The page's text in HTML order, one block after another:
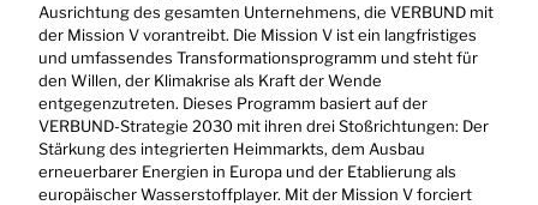
Ausrichtung des gesamten Unternehmens, die VERBUND mit
der Mission V vorantreibt. Die Mission V ist ein langfristiges
und umfassendes Transformationsprogramm und steht für
den Willen, der Klimakrise als Kraft der Wende
entgegenzutreten. Dieses Programm basiert auf der
VERBUND-Strategie 2030 mit ihren drei Stoßrichtungen: Der
Stärkung des integrierten Heimmarkts, dem Ausbau
erneuerbarer Energien in Europa und der Etablierung als
europäischer Wasserstoffplayer. Mit der Mission V forciert